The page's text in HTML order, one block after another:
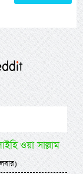
ওয়া সাল্লাম